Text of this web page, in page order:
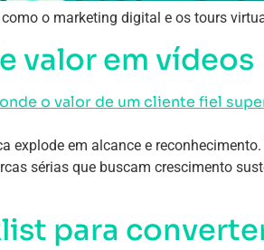
o marketing digital e os tours
valor em vídeos
explode em alcance e
sérias que buscam crescimento
para